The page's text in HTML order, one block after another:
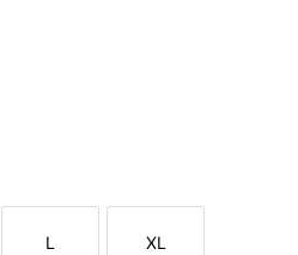
L XL